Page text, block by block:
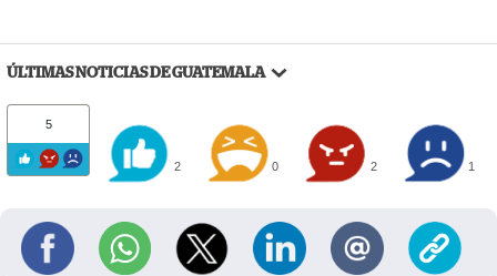
ÚLTIMAS NOTICIAS DE GUATEMALA
5
2 0 2 1